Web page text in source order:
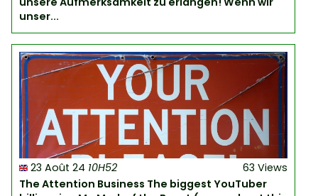
unser...
63 Views
23 Août 24 10H52
The Attention Business The biggest YouTuber